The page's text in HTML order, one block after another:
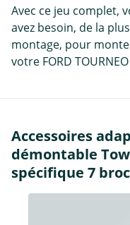
Avec ce jeu complet,
avez besoin, de la
montage, pour
votre FORD
Accessoires
démontable
spécifique 7